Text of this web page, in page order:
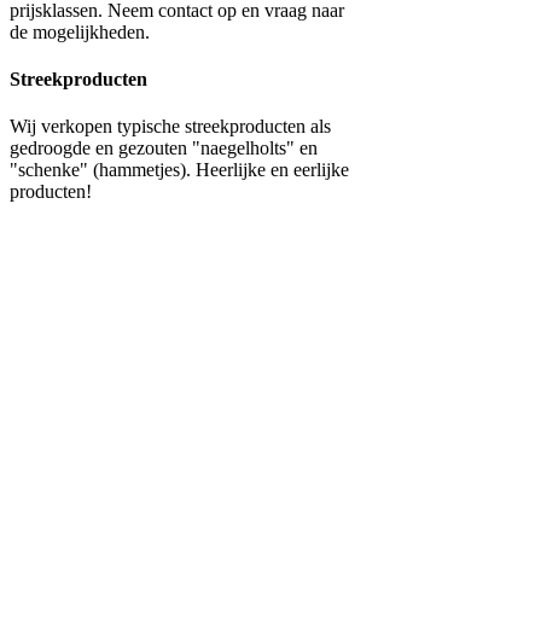
prijsklassen. Neem contact op en vraag naar
de mogelijkheden.
Streekproducten
Wij verkopen typische streekproducten als
gedroogde en gezouten "naegelholts" en
"schenke" (hammetjes). Heerlijke en eerlijke
producten!